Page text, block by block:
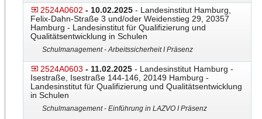
2524A0602 - 10.02.2025 - Landesinstitut Hamburg,
Felix-Dahn-Straße 3 und/oder Weidenstieg 29, 20357
Hamburg - Landesinstitut für Qualifizierung und
Qualitätsentwicklung in Schulen
Schulmanagement - Arbeitssicherheit I Präsenz
2524A0603 - 11.02.2025 - Landesinstitut Hamburg -
Isestraße, Isestraße 144-146, 20149 Hamburg -
Landesinstitut für Qualifizierung und Qualitätsentwicklung
in Schulen
Schulmanagement - Einführung in LAZVO I Präsenz